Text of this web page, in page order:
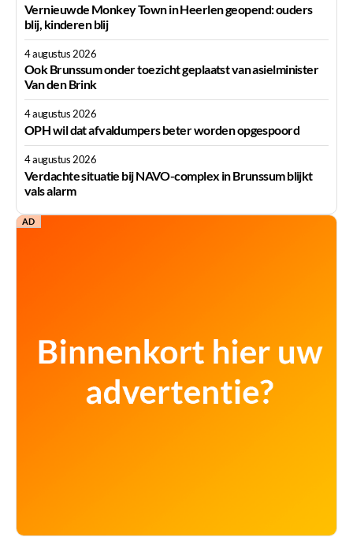
Vernieuwde Monkey Town in Heerlen geopend: ouders
blij, kinderen blij
4 augustus 2026
Ook Brunssum onder toezicht geplaatst van asielminister
Van den Brink
4 augustus 2026
OPH wil dat afvaldumpers beter worden opgespoord
4 augustus 2026
Verdachte situatie bij NAVO-complex in Brunssum blijkt
vals alarm
AD